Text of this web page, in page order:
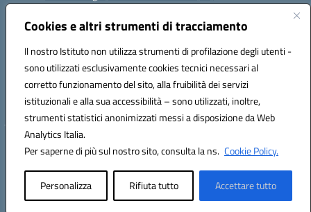
Cookies e altri strumenti di tracciamento
Il nostro Istituto non utilizza strumenti di profilazione degli utenti -
sono utilizzati esclusivamente cookies tecnici necessari al
corretto funzionamento del sito, alla fruibilità dei servizi
istituzionali e alla sua accessibilità – sono utilizzati, inoltre,
strumenti statistici anonimizzati messi a disposizione da Web
Analytics Italia.
Per saperne di più sul nostro sito, consulta la ns. Cookie Policy.
Personalizza Rifiuta tutto Accettare tutto
Centralino:
Posta elettronica certificata (PEC):paic88700d@pec.istruzione.it
Codice fiscale: 80025710825
Codice meccanografico:PAIC88700D
Codice Indice delle Pubbliche Amministrazioni (IPA): istsc_paic88700d
Codice unico di fatturazione (CUF): UF7LHF
Hosting & Powered by 3D Solution S.r.l.
Concept & Design by Designers Italia